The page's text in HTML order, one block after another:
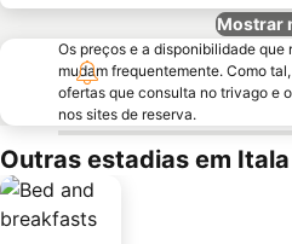
Mostrar
Os preços e a disponibilidade que
mudam frequentemente. Como
ofertas que consulta no trivago e
nos sites de reserva.
Outras estadias em Itala